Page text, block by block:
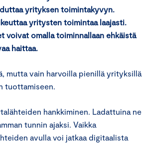
yrityksen toimintakyvyn.
yritysten toimintaa laajasti.
voivat omalla toiminnallaan ehkäistä
haittaa.
mutta vain harvoilla pienillä yrityksillä
tuottamiseen.
hankkiminen. Ladattuina ne
tunnin ajaksi. Vaikka
avulla voi jatkaa digitaalista